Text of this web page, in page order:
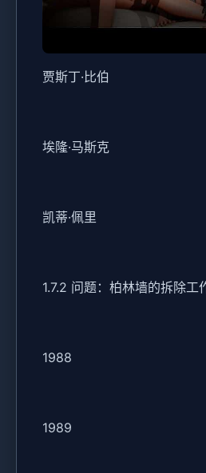
贾斯丁·比伯
埃隆·马斯克
凯蒂·佩里
1.7.2 问题：柏林墙的拆除工
1988
1989